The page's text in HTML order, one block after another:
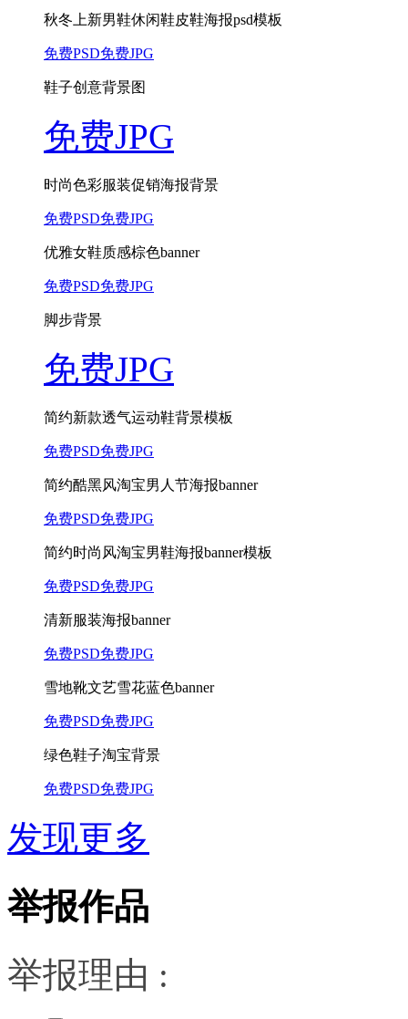
秋冬上新男鞋休闲鞋皮鞋海报psd模板
免费PSD免费JPG
鞋子创意背景图
免费JPG
时尚色彩服装促销海报背景
免费PSD免费JPG
优雅女鞋质感棕色banner
免费PSD免费JPG
脚步背景
免费JPG
简约新款透气运动鞋背景模板
免费PSD免费JPG
简约酷黑风淘宝男人节海报banner
免费PSD免费JPG
简约时尚风淘宝男鞋海报banner模板
免费PSD免费JPG
清新服装海报banner
免费PSD免费JPG
雪地靴文艺雪花蓝色banner
免费PSD免费JPG
绿色鞋子淘宝背景
免费PSD免费JPG
发现更多
举报作品
举报理由 :